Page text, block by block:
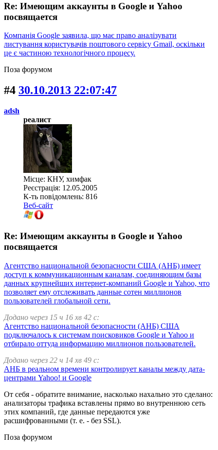
Re: Имеющим аккаунты в Google и Yahoo
посвящается
Компанія Google заявила, що має право аналізувати
листування користувачів поштового сервісу Gmail, оскільки
це є частиною технологічного процесу.
Поза форумом
#4 30.10.2013 22:07:47
adsh
реалист
Місце: КНУ, химфак
Реєстрація: 12.05.2005
К-ть повідомлень: 816
Веб-сайт
Re: Имеющим аккаунты в Google и Yahoo
посвящается
Агентство национальной безопасности США (АНБ) имеет
доступ к коммуникационным каналам, соединяющим базы
данных крупнейших интернет-компаний Google и Yahoo, что
позволяет ему отслеживать данные сотен миллионов
пользователей глобальной сети.
Додано через 15 ч 16 хв 42 с:
Агентство национальной безопасности (АНБ) США
подключалось к системам поисковиков Google и Yahoo и
отбирало оттуда информацию миллионов пользователей.
Додано через 22 ч 14 хв 49 с:
АНБ в реальном времени контролирует каналы между дата-
центрами Yahoo! и Google
От себя - обратите внимание, насколько нахально это сделано:
анализаторы трафика вставлены прямо во внутреннюю сеть
этих компаний, где данные передаются уже
расшифрованными (т. е. - без SSL).
Поза форумом